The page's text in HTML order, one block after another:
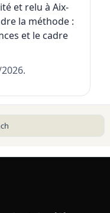
et relu à Aix-
la méthode :
et le cadre